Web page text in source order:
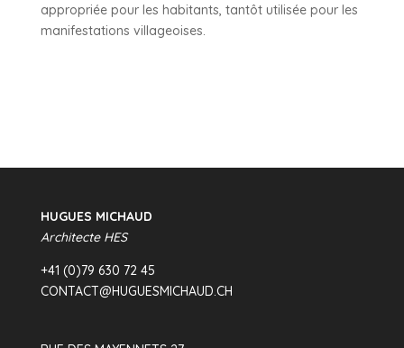
appropriée pour les habitants, tantôt utilisée pour les
manifestations villageoises.
HUGUES MICHAUD
Architecte HES
+41 (0)79 630 72 45
CONTACT@HUGUESMICHAUD.CH